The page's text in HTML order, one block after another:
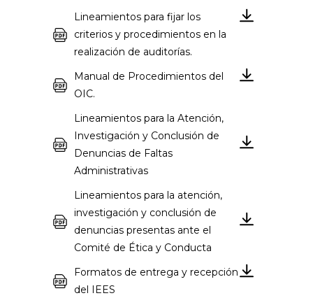
Lineamientos para fijar los
criterios y procedimientos en la
realización de auditorías.
Manual de Procedimientos del
OIC.
Lineamientos para la Atención,
Investigación y Conclusión de
Denuncias de Faltas
Administrativas
Lineamientos para la atención,
investigación y conclusión de
denuncias presentas ante el
Comité de Ética y Conducta
Formatos de entrega y recepción
del IEES